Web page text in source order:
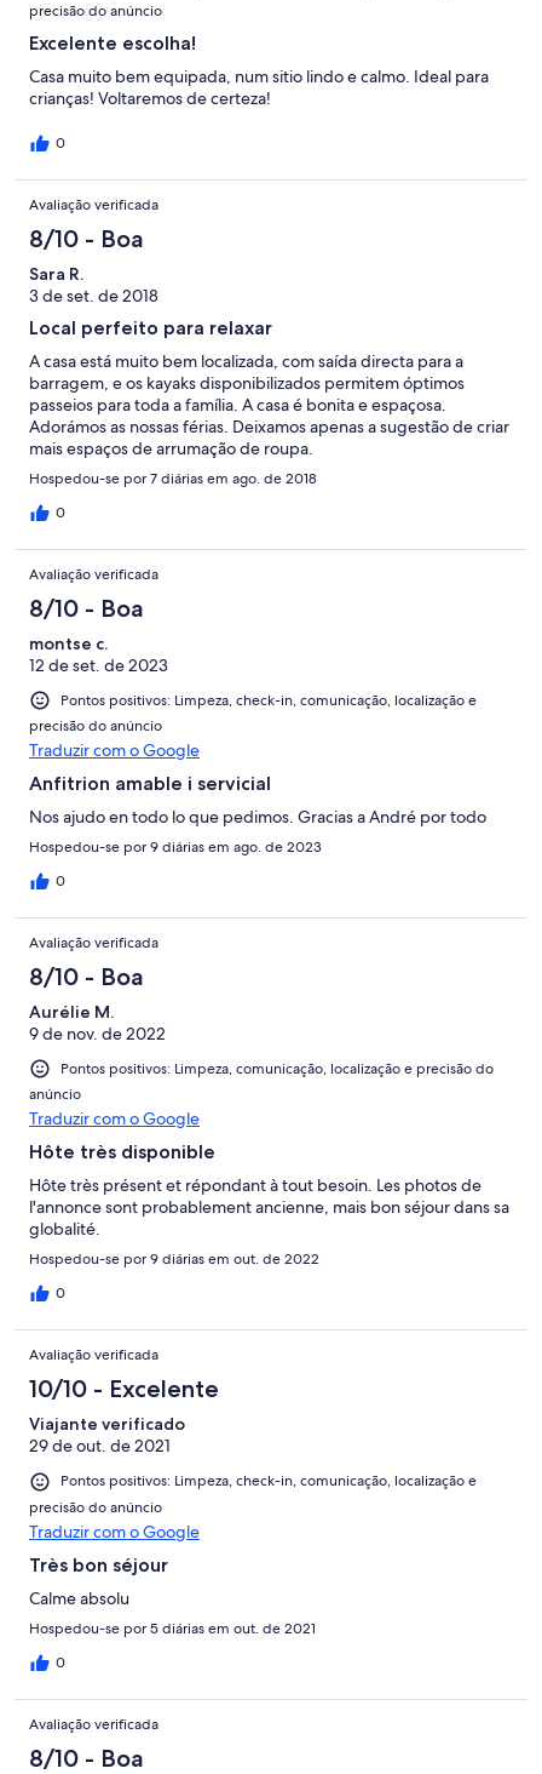
precisão do anúncio
Excelente escolha!
Casa muito bem equipada, num sitio lindo e calmo. Ideal para
crianças! Voltaremos de certeza!
0
Avaliação verificada
8/10 - Boa
Sara R.
3 de set. de 2018
Local perfeito para relaxar
A casa está muito bem localizada, com saída directa para a
barragem, e os kayaks disponibilizados permitem óptimos
passeios para toda a família. A casa é bonita e espaçosa.
Adorámos as nossas férias. Deixamos apenas a sugestão de criar
mais espaços de arrumação de roupa.
Hospedou-se por 7 diárias em ago. de 2018
0
Avaliação verificada
8/10 - Boa
montse c.
12 de set. de 2023
Pontos positivos: Limpeza, check-in, comunicação, localização e
precisão do anúncio
Traduzir com o Google
Anfitrion amable i servicial
Nos ajudo en todo lo que pedimos. Gracias a André por todo
Hospedou-se por 9 diárias em ago. de 2023
0
Avaliação verificada
8/10 - Boa
Aurélie M.
9 de nov. de 2022
Pontos positivos: Limpeza, comunicação, localização e precisão do
anúncio
Traduzir com o Google
Hôte très disponible
Hôte très présent et répondant à tout besoin. Les photos de
l'annonce sont probablement ancienne, mais bon séjour dans sa
globalité.
Hospedou-se por 9 diárias em out. de 2022
0
Avaliação verificada
10/10 - Excelente
Viajante verificado
29 de out. de 2021
Pontos positivos: Limpeza, check-in, comunicação, localização e
precisão do anúncio
Traduzir com o Google
Très bon séjour
Calme absolu
Hospedou-se por 5 diárias em out. de 2021
0
Avaliação verificada
8/10 - Boa